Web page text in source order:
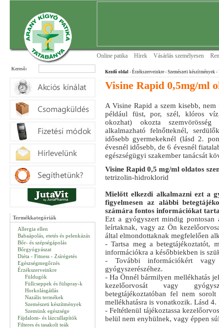
Online patika Hírek Vásárlás személyesen
Keresõ:
Termékkategóriák
Allergia ellen
Babaápolás, etetés és pelenkázás
Bőr- és szépségápolás
Bőrgyógyászat
Diéta - Fitness - Zsírégetés
Egészségmegőrzés
Érzékszerveinkre
Füldugók
Füllcseppek és fülspray-k
Horkolásgátlás
Nazális termékek
Szemészeti készítmények
Szemünk egészsége
Fájdalom- és lázcsillapítók
Filteres és tasakolt teák
Kezdõ oldal - Érzékszerveinkre - Szemészeti készítmények -
Visine Rapid 0,5mg/ml
A Visine Rapid a szem kisebb,
például füst, por, szél, klóros
okozhat) okozta szemvörösség
alkalmazható felnőtteknél,
idősebb gyermekeknél (lásd 2.
évesnél idősebb, de 6 évesnél
egészségügyi szakember tanácsát
Visine Rapid 0,5 mg/ml oldatos
tetrizolin-hidroklorid
Mielőtt elkezdi alkalmazni ezt a
figyelmesen az alábbi
számára fontos információkat
Ezt a gyógyszert mindig pontosan
leírtaknak, vagy az Ön
által elmondottaknak megfelelően
- Tartsa meg a betegtájékoztatót,
információkra a későbbiekben is
- További információkért vagy
gyógyszerészéhez.
- Ha Önnél bármilyen mellékhatás
kezelőorvosát vagy
betegtájékoztatóban fel nem sorolt
mellékhatásra is vonatkozik. Lásd 4.
- Feltétlenül tájékoztassa
belül nem enyhülnek, vagy éppen